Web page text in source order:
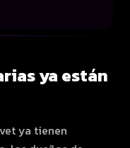
ya están
ya tienen